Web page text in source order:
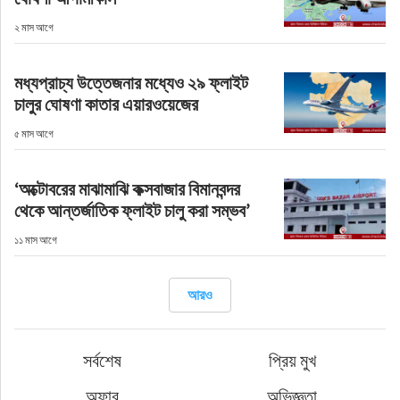
ফুড
ভিডিও
২ মাস আগে
মধ্যপ্রাচ্য উত্তেজনার মধ্যেও ২৯ ফ্লাইট
চালুর ঘোষণা কাতার এয়ারওয়েজের
৫ মাস আগে
‘অক্টোবরের মাঝামাঝি কক্সবাজার বিমানবন্দর
থেকে আন্তর্জাতিক ফ্লাইট চালু করা সম্ভব’
১১ মাস আগে
আরও
সর্বশেষ
প্রিয় মুখ